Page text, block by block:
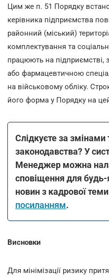
Цим же п. 51 Порядку
керівника підприємства
районний (міський)
комплектування та
працюють на підприємстві,
або фармацевтичною
на військовому обліку.
його форма у Порядку на
Слідкуєте за змінами
законодавства? У
Менеджер можна
сповіщення для
новин з кадрової
посиланням.
Висновки
Для мінімізації ризику